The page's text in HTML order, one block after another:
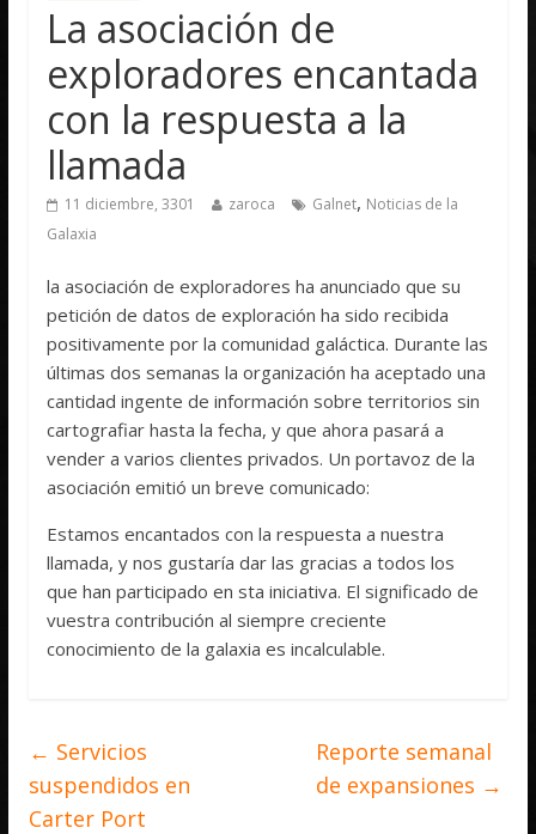
La asociación de
exploradores encantada
con la respuesta a la
llamada
11 diciembre, 3301 zaroca Galnet, Noticias de la
Galaxia
la asociación de exploradores ha anunciado que su
petición de datos de exploración ha sido recibida
positivamente por la comunidad galáctica. Durante las
últimas dos semanas la organización ha aceptado una
cantidad ingente de información sobre territorios sin
cartografiar hasta la fecha, y que ahora pasará a
vender a varios clientes privados. Un portavoz de la
asociación emitió un breve comunicado:
Estamos encantados con la respuesta a nuestra
llamada, y nos gustaría dar las gracias a todos los
que han participado en sta iniciativa. El significado de
vuestra contribución al siempre creciente
conocimiento de la galaxia es incalculable.
← Servicios
suspendidos en
Carter Port
Reporte semanal
de expansiones →